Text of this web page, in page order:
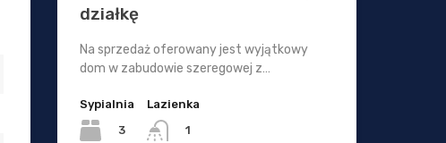
działkę
Na sprzedaż oferowany jest wyjątkowy
dom w zabudowie szeregowej z…
Sypialnia
3
Lazienka
1